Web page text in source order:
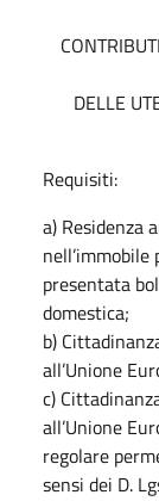
DELLE
Requisiti:
a) Residenza
presentata
domestica;
b)
all’Unione
c)
all’Unione
regolare
sensi dei D.